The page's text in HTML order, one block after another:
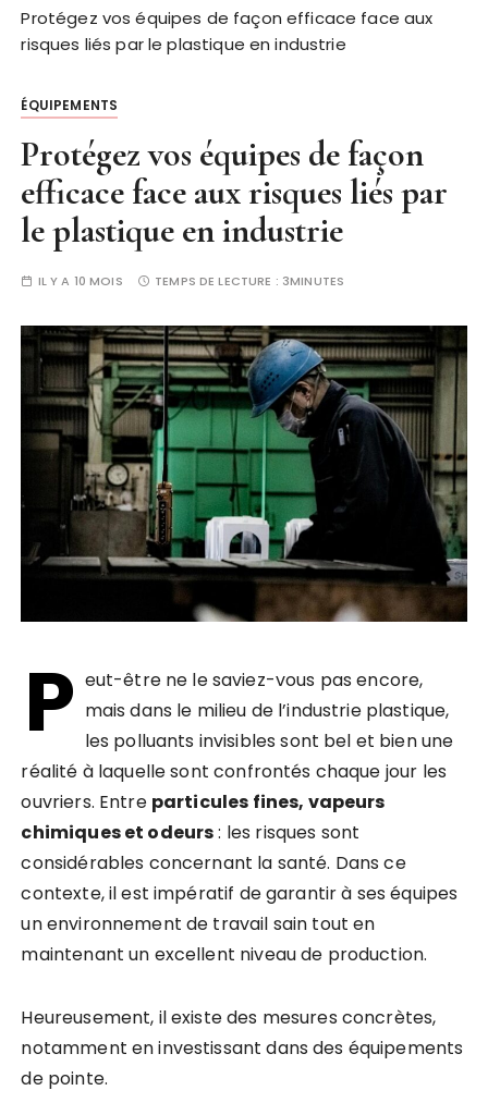
Protégez vos équipes de façon efficace face aux
risques liés par le plastique en industrie
ÉQUIPEMENTS
Protégez vos équipes de façon
efficace face aux risques liés par
le plastique en industrie
IL Y A 10 MOIS TEMPS DE LECTURE : 3MINUTES
P eut-être ne le saviez-vous pas encore,
mais dans le milieu de l’industrie plastique,
les polluants invisibles sont bel et bien une
réalité à laquelle sont confrontés chaque jour les
ouvriers. Entre particules fines, vapeurs
chimiques et odeurs: les risques sont
considérables concernant la santé. Dans ce
contexte, il est impératif de garantir à ses équipes
un environnement de travail sain tout en
maintenant un excellent niveau de production.
Heureusement, il existe des mesures concrètes,
notamment en investissant dans des équipements
de pointe.